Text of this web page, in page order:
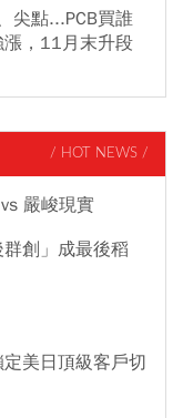
尖點...PCB買誰
，11月末升段
/ HOT NEWS /
嚴峻現實
創」成最後稻
美日頂級客戶切